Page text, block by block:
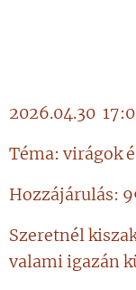
2026.04.30
Téma: virágok
Hozzájárulás:
Szeretnél
valami igazán